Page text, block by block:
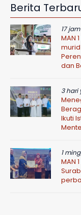
Berita
17
MAN
dan
3 hari
Ikuti
1
MAN